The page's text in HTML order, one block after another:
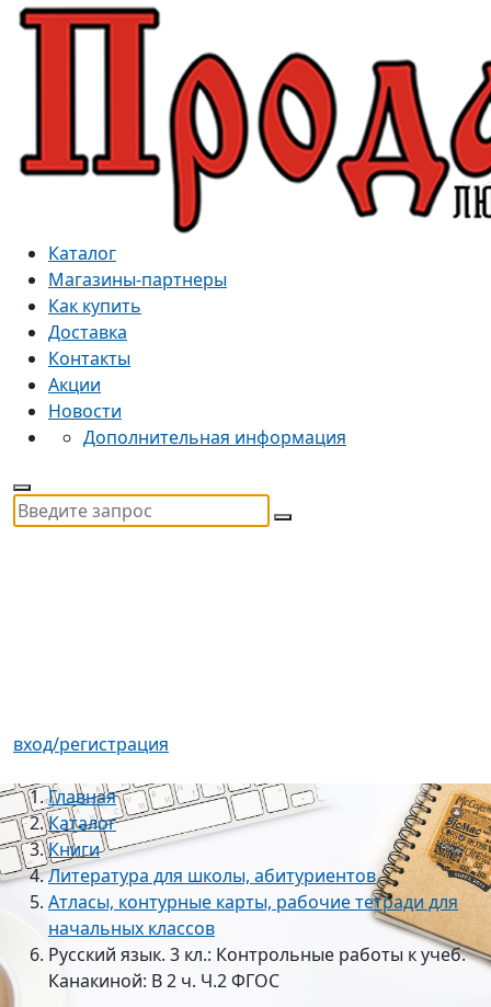
Каталог
Магазины-партнеры
Как купить
Доставка
Контакты
Акции
Новости
Дополнительная информация
вход/регистрация
Главная
Каталог
Книги
Литература для школы, абитуриентов
Атласы, контурные карты, рабочие тетради для
начальных классов
Русский язык. 3 кл.: Контрольные работы к учеб.
Канакиной: В 2 ч. Ч.2 ФГОС